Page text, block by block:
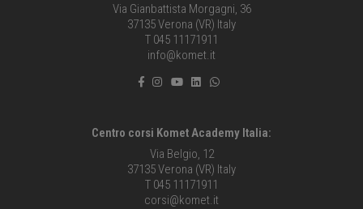
Via Gianbattista Morgagni, 36
37135 Verona (VR) Italy
T 045 11171911
info@komet.it
Centro corsi Komet Academy Italia:
Via Belgio, 12
37135 Verona (VR) Italy
T 045 11171911
corsi@komet.it